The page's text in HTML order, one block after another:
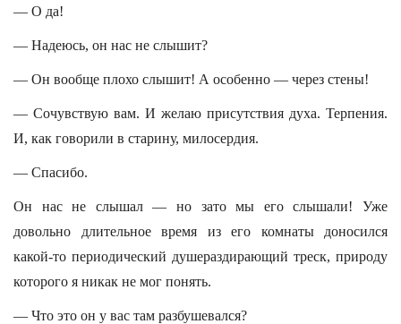
— О да!
— Надеюсь, он нас не слышит?
— Он вообще плохо слышит! А особенно — через стены!
— Сочувствую вам. И желаю присутствия духа. Терпения.
И, как говорили в старину, милосердия.
— Спасибо.
Он нас не слышал — но зато мы его слышали! Уже
довольно длительное время из его комнаты доносился
какой-то периодический душераздирающий треск, природу
которого я никак не мог понять.
— Что это он у вас там разбушевался?